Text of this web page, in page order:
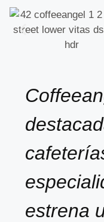
estrena